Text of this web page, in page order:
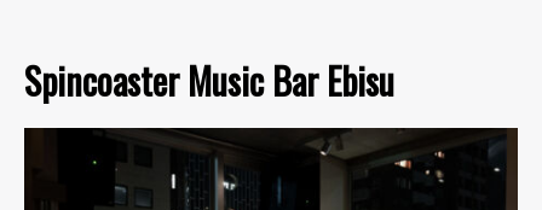
Spincoaster Music Bar Ebisu